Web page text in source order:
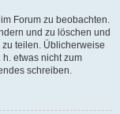
Forum zu beobachten.
und zu löschen und
teilen. Üblicherweise
h. etwas nicht zum
schreiben.